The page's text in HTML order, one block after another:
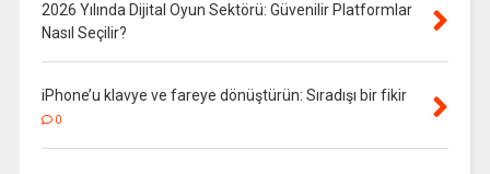
2026 Yılında Dijital Oyun Sektörü: Güvenilir Platformlar
Nasıl Seçilir?
iPhone’u klavye ve fareye dönüştürün: Sıradışı bir fikir
0